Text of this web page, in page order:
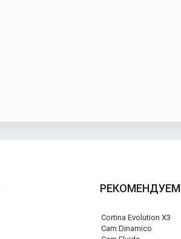
РЕКОМЕНДУЕМ
Cortina Evolution X3
Cam Dinamico